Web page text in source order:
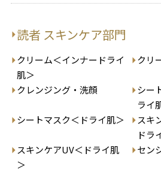
読者 スキンケア部門
クリーム＜インナードライ
肌＞
クリ
クレンジング・洗顔
シー
ライ
シートマスク＜ドライ肌＞
スキ
ドラ
スキンケアUV＜ドライ肌
＞
セン